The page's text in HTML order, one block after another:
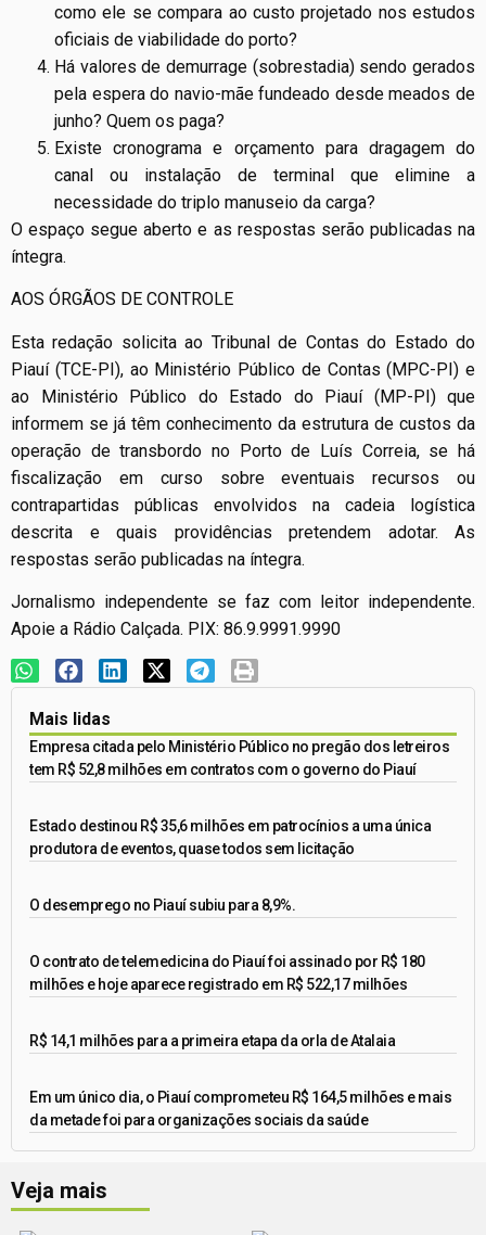
como ele se compara ao custo projetado nos estudos
oficiais de viabilidade do porto?
Há valores de demurrage (sobrestadia) sendo gerados
pela espera do navio-mãe fundeado desde meados de
junho? Quem os paga?
Existe cronograma e orçamento para dragagem do
canal ou instalação de terminal que elimine a
necessidade do triplo manuseio da carga?
O espaço segue aberto e as respostas serão publicadas na
íntegra.
AOS ÓRGÃOS DE CONTROLE
Esta redação solicita ao Tribunal de Contas do Estado do
Piauí (TCE-PI), ao Ministério Público de Contas (MPC-PI) e
ao Ministério Público do Estado do Piauí (MP-PI) que
informem se já têm conhecimento da estrutura de custos da
operação de transbordo no Porto de Luís Correia, se há
fiscalização em curso sobre eventuais recursos ou
contrapartidas públicas envolvidos na cadeia logística
descrita e quais providências pretendem adotar. As
respostas serão publicadas na íntegra.
Jornalismo independente se faz com leitor independente.
Apoie a Rádio Calçada. PIX: 86.9.9991.9990
Mais lidas
Empresa citada pelo Ministério Público no pregão dos letreiros
tem R$ 52,8 milhões em contratos com o governo do Piauí
Estado destinou R$ 35,6 milhões em patrocínios a uma única
produtora de eventos, quase todos sem licitação
O desemprego no Piauí subiu para 8,9%.
O contrato de telemedicina do Piauí foi assinado por R$ 180
milhões e hoje aparece registrado em R$ 522,17 milhões
R$ 14,1 milhões para a primeira etapa da orla de Atalaia
Em um único dia, o Piauí comprometeu R$ 164,5 milhões e mais
da metade foi para organizações sociais da saúde
Veja mais